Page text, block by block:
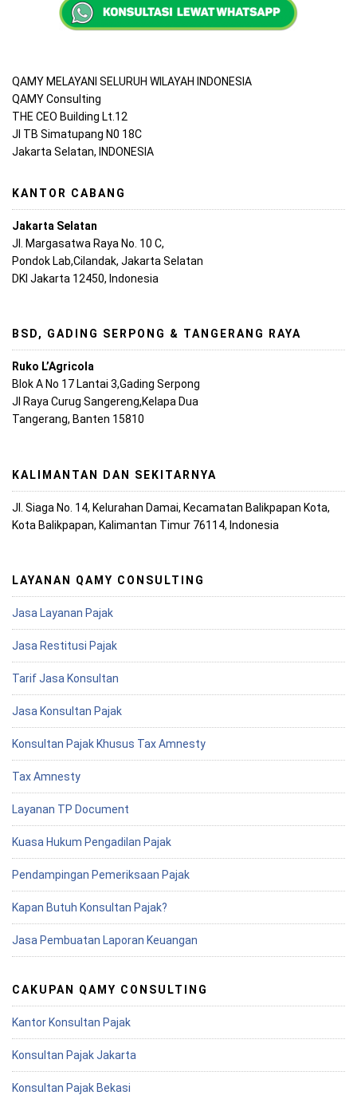
QAMY MELAYANI SELURUH WILAYAH INDONESIA
QAMY Consulting
THE CEO Building Lt.12
Jl TB Simatupang N0 18C
Jakarta Selatan, INDONESIA
KANTOR CABANG
Jakarta Selatan
Jl. Margasatwa Raya No. 10 C,
Pondok Lab,Cilandak, Jakarta Selatan
DKI Jakarta 12450, Indonesia
BSD, GADING SERPONG & TANGERANG RAYA
Ruko L’Agricola
Blok A No 17 Lantai 3,Gading Serpong
Jl Raya Curug Sangereng,Kelapa Dua
Tangerang, Banten 15810
KALIMANTAN DAN SEKITARNYA
Jl. Siaga No. 14, Kelurahan Damai, Kecamatan Balikpapan Kota,
Kota Balikpapan, Kalimantan Timur 76114, Indonesia
LAYANAN QAMY CONSULTING
Jasa Layanan Pajak
Jasa Restitusi Pajak
Tarif Jasa Konsultan
Jasa Konsultan Pajak
Konsultan Pajak Khusus Tax Amnesty
Tax Amnesty
Layanan TP Document
Kuasa Hukum Pengadilan Pajak
Pendampingan Pemeriksaan Pajak
Kapan Butuh Konsultan Pajak?
Jasa Pembuatan Laporan Keuangan
CAKUPAN QAMY CONSULTING
Kantor Konsultan Pajak
Konsultan Pajak Jakarta
Konsultan Pajak Bekasi